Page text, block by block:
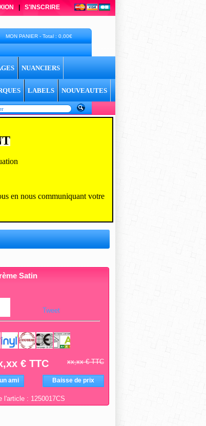
S'INSCRIRE
MON PANIER - Total : 0,00€
NUANCIERS
LABELS NOUVEAUTES
en nous communiquant votre
Satin
Tweet
xx,xx € TTC
€ TTC
Baisse de prix
ami
l'article : 1250017CS